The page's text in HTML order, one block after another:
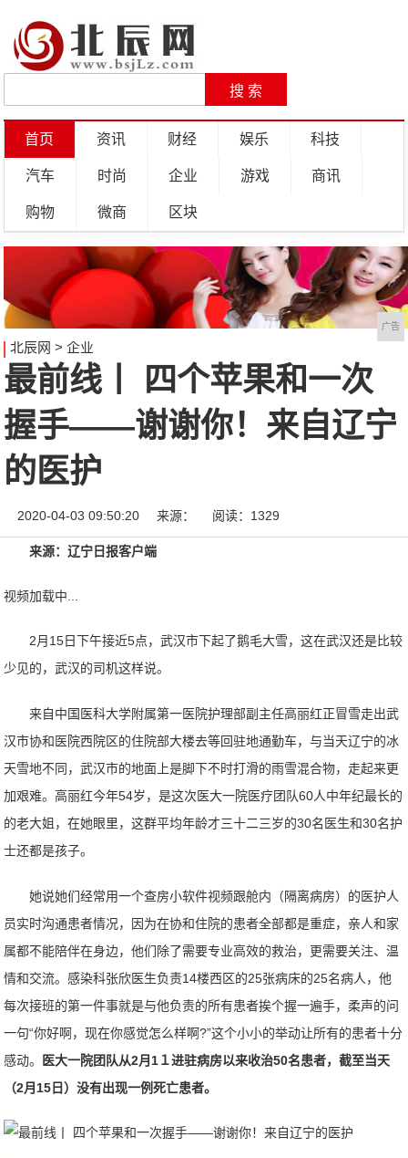
首页 资讯 财经 娱乐 科技
汽车 时尚 企业 游戏 商讯
购物 微商 区块
广告
北辰网 > 企业
最前线丨 四个苹果和一次
握手——谢谢你！来自辽宁
的医护
2020-04-03 09:50:20 来源： 阅读：1329
来源：辽宁日报客户端
视频加载中...
2月15日下午接近5点，武汉市下起了鹅毛大雪，这在武汉还是比较
少见的，武汉的司机这样说。
来自中国医科大学附属第一医院护理部副主任高丽红正冒雪走出武
汉市协和医院西院区的住院部大楼去等回驻地通勤车，与当天辽宁的冰
天雪地不同，武汉市的地面上是脚下不时打滑的雨雪混合物，走起来更
加艰难。高丽红今年54岁，是这次医大一院医疗团队60人中年纪最长的
的老大姐，在她眼里，这群平均年龄才三十二三岁的30名医生和30名护
士还都是孩子。
她说她们经常用一个查房小软件视频跟舱内（隔离病房）的医护人
员实时沟通患者情况，因为在协和住院的患者全部都是重症，亲人和家
属都不能陪伴在身边，他们除了需要专业高效的救治，更需要关注、温
情和交流。感染科张欣医生负责14楼西区的25张病床的25名病人，他
每次接班的第一件事就是与他负责的所有患者挨个握一遍手，柔声的问
一句“你好啊，现在你感觉怎么样啊?”这个小小的举动让所有的患者十分
感动。
医大一院团队从2月1１进驻病房以来收治50名患者，截至当天
（2月15日）没有出现一例死亡患者。